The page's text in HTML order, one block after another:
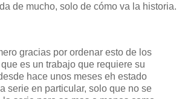
de mucho, solo de cómo va la historia.
gracias por ordenar esto de los
es un trabajo que requiere su
hace unos meses eh estado
serie en particular, solo que no se